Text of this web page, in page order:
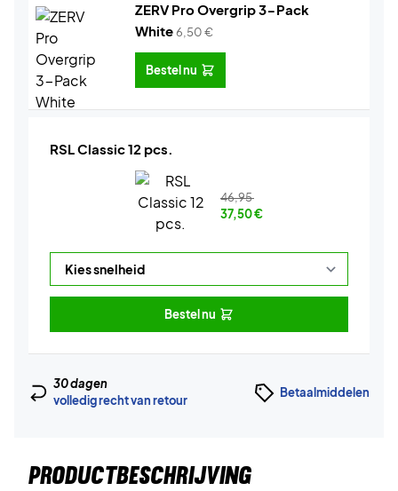
ZERV Pro Overgrip 3-Pack
White6,50€
Bestel nu
RSL Classic 12 pcs.
46,95
37,50€
Bestel nu
30 dagen
volledig recht van retour
Betaalmiddelen
PRODUCTBESCHRIJVING